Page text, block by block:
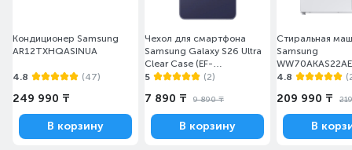
Кондиционер Samsung
AR12TXHQASINUA
4.8 (47)
249 990 ₸
В корзину
Чехол для смартфона
Samsung Galaxy S26 Ultra
Clear Case (EF-
QS948CTEGRU)
5 (2)
7 890 ₸ 9 890 ₸
В корзину
Стиральная
Samsung
4.8
209 990 ₸
В